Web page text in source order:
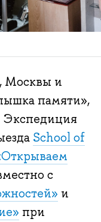
Москвы и
памяти»,
Экспедиция
School of
с
и
при